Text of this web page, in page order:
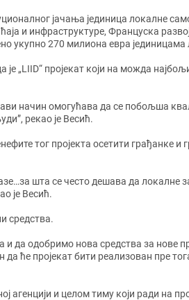
јачања јединица локалне
и инфраструктуре, Француска
укупно 270 милиона евра
„LIID“ пројекат који на можда
начин омогућава да се побољша
рекао је Весић.
тог пројекта осетити грађанке и
шта се често дешава да локалне
је Весић.
средства.
да одобримо нова средства за нове
да ће пројекат бити реализован пре
и целом тиму који ради на